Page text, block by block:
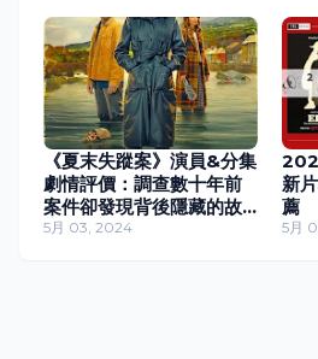
《夏末失蹤案》演員&分集
劇情評價：調查數十年前
案件卻發現背後隱藏的故
事
5月 03, 2024
新
薦
5月